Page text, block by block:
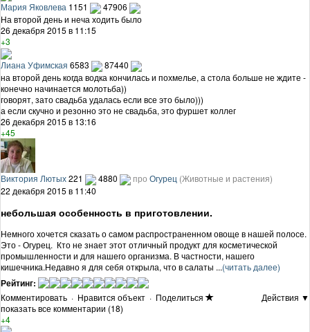
Мария Яковлева 1151
47906
На второй день и неча ходить было
26 декабря 2015 в 11:15
+3
Лиана Уфимская 6583
87440
на второй день когда водка кончилась и похмелье, а стола больше не ждите -
конечно начинается молотьба))
говорят, зато свадьба удалась если все это было)))
а если скучно и резонно это не свадьба, это фуршет коллег
26 декабря 2015 в 13:16
+45
Виктория Лютых221 4880 про Огурец (Животные и растения)
22 декабря 2015 в 11:40
небольшая особенность в приготовлении.
Немного хочется сказать о самом распространенном овоще в нашей полосе.
Это - Огурец. Кто не знает этот отличный продукт для косметической
промышленности и для нашего организма. В частности, нашего
кишечника.Недавно я для себя открыла, что в салаты ...(читать далее)
Рейтинг:
Комментировать · Нравится объект · Поделиться
Действия ▼
показать все комментарии (18)
+4